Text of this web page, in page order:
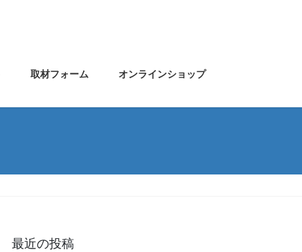
取材フォーム オンラインショップ
最近の投稿